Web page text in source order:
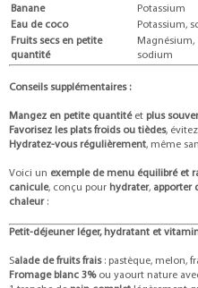
Banane Potassium
Eau de coco
Potassium,
Fruits secs en petite
quantité
Magnésium,
sodium
Conseils supplémentaires :
Mangez en petite quantitéet plus
Favorisez les plats froids ou tièdes,
Hydratez-vous régulièrement, même
Voici un exemple de menu équilibré et
canicule, conçu pour hydrater, apporter
chaleur:
Petit-déjeuner léger, hydratant et
Salade de fruits frais: pastèque, melon,
Fromage blanc 3%ou yaourt nature